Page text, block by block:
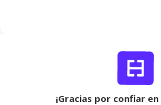
¡Gracias por confiar en